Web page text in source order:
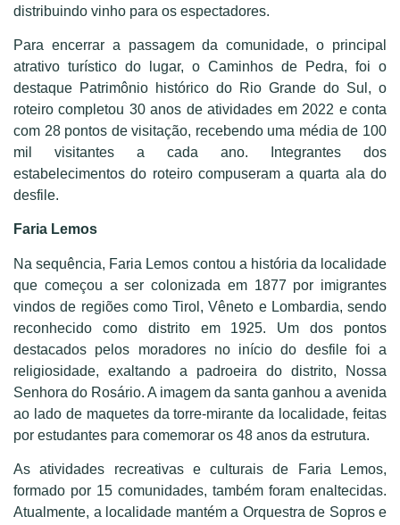
distribuindo vinho para os espectadores.
Para encerrar a passagem da comunidade, o principal
atrativo turístico do lugar, o Caminhos de Pedra, foi o
destaque Patrimônio histórico do Rio Grande do Sul, o
roteiro completou 30 anos de atividades em 2022 e conta
com 28 pontos de visitação, recebendo uma média de 100
mil visitantes a cada ano. Integrantes dos
estabelecimentos do roteiro compuseram a quarta ala do
desfile.
Faria Lemos
Na sequência, Faria Lemos contou a história da localidade
que começou a ser colonizada em 1877 por imigrantes
vindos de regiões como Tirol, Vêneto e Lombardia, sendo
reconhecido como distrito em 1925. Um dos pontos
destacados pelos moradores no início do desfile foi a
religiosidade, exaltando a padroeira do distrito, Nossa
Senhora do Rosário. A imagem da santa ganhou a avenida
ao lado de maquetes da torre-mirante da localidade, feitas
por estudantes para comemorar os 48 anos da estrutura.
As atividades recreativas e culturais de Faria Lemos,
formado por 15 comunidades, também foram enaltecidas.
Atualmente, a localidade mantém a Orquestra de Sopros e